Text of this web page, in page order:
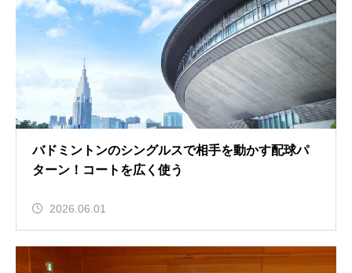
バドミントンのシングルスで相手を動かす配球パ
ターン！コートを広く使う
2026.06.01